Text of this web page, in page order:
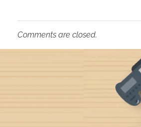
Comments are closed.